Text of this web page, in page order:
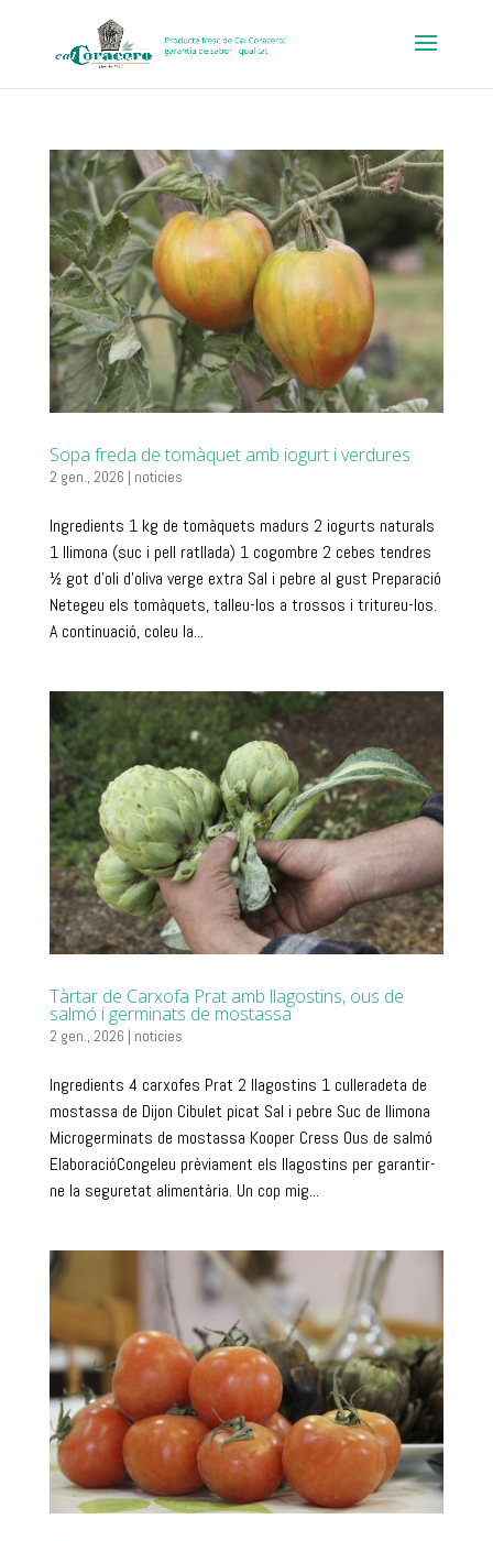
Sopa freda de tomàquet amb iogurt i verdures
2 gen., 2026 | noticies
Ingredients 1 kg de tomàquets madurs 2 iogurts naturals
1 llimona (suc i pell ratllada) 1 cogombre 2 cebes tendres
½ got d’oli d’oliva verge extra Sal i pebre al gust Preparació
Netegeu els tomàquets, talleu-los a trossos i tritureu-los.
A continuació, coleu la...
Tàrtar de Carxofa Prat amb llagostins, ous de
salmó i germinats de mostassa
2 gen., 2026 | noticies
Ingredients 4 carxofes Prat 2 llagostins 1 culleradeta de
mostassa de Dijon Cibulet picat Sal i pebre Suc de llimona
Microgerminats de mostassa Kooper Cress Ous de salmó
ElaboracióCongeleu prèviament els llagostins per garantir-
ne la seguretat alimentària. Un cop mig...